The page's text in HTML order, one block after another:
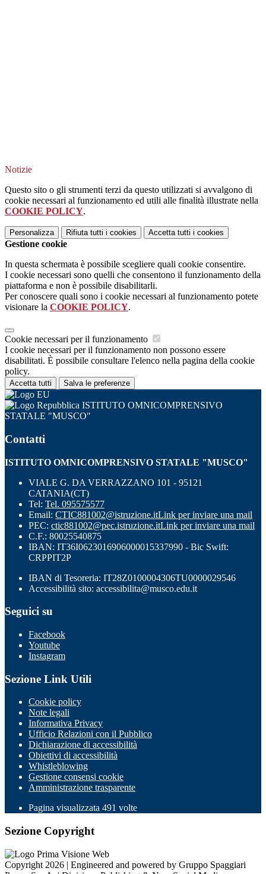
Notizie
Questo sito o gli strumenti terzi da questo utilizzati si avvalgono di
cookie necessari al funzionamento ed utili alle finalità illustrate nella
COOKIE POLICY.
Personalizza Rifiuta tutti i cookies Accetta tutti i cookies
Gestione cookie
In questa schermata è possibile scegliere quali cookie consentire.
I cookie necessari sono quelli che consentono il funzionamento della
piattaforma e non è possibile disabilitarli.
Per conoscere quali sono i cookie necessari al funzionamento potete
visionare la COOKIE POLICY.
Cookie necessari per il funzionamento
I cookie necessari per il funzionamento non possono essere
disabilitati. È possibile consultare l'elenco nella pagina della cookie
policy.
Accetta tutti Salva le preferenze
ISTITUTO OMNICOMPRENSIVO
STATALE "MUSCO"
Contatti
ISTITUTO OMNICOMPRENSIVO STATALE "MUSCO"
VIALE G. DA VERRAZZANO 101 - 95121
CATANIA(CT)
Tel: Tel. 095575577
Email: CTIC881002@istruzione.itLink per inviare una mail
PEC: ctic881002@pec.istruzione.itLink per inviare una mail
C.F.: 80025540875
IBAN: IT36I0623016906000015337990 - Bic Swift:
CRPPIT2P
IBAN di Tesoreria: IT28Z0100004306TU0000029546
Accessibilità sito: accessibilita@musco.edu.it
Seguici su
Facebook
Youtube
Instagram
Sezione Link Utili
Cookie policy
Note legali
Informativa Privacy
Ufficio Relazioni con il Pubblico
Dichiarazione di accessibilità
Obiettivi di accessibilità
Whistleblowing
Gestione consensi cookie
Amministrazione trasparente
Pagina visualizzata 491 volte
Sezione Copyright
Copyright 2026 | Engineered and powered by Gruppo Spaggiari